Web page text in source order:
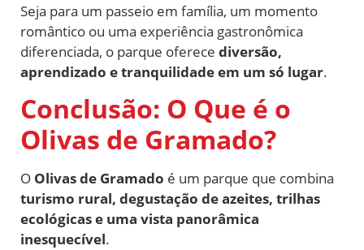
Seja para um passeio em família, um momento
romântico ou uma experiência gastronômica
diferenciada, o parque oferece diversão,
aprendizado e tranquilidade em um só lugar.
Conclusão: O Que é o
Olivas de Gramado?
O Olivas de Gramado é um parque que combina
turismo rural, degustação de azeites, trilhas
ecológicas e uma vista panorâmica
inesquecível.